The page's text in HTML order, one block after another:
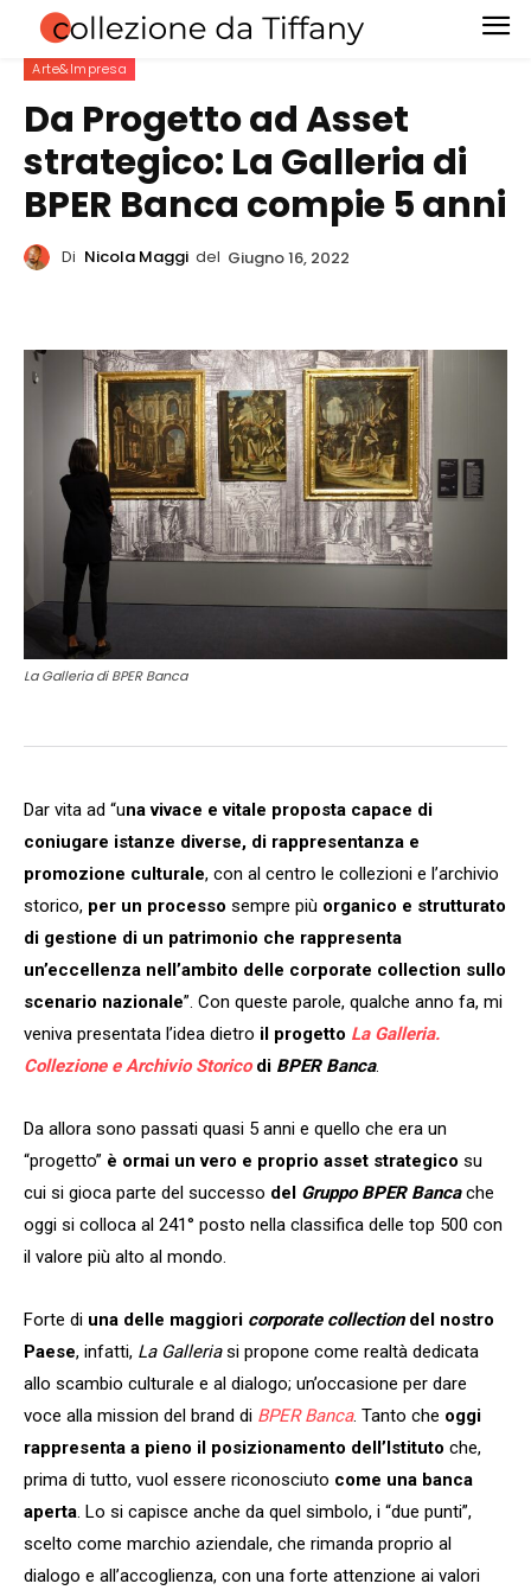
Arte&Impresa
Da Progetto ad Asset
strategico: La Galleria di
BPER Banca compie 5 anni
Di Nicola Maggi del Giugno 16, 2022
La Galleria di BPER Banca
Dar vita ad “una vivace e vitale proposta capace di
coniugare istanze diverse, di rappresentanza e
promozione culturale, con al centro le collezioni e l’archivio
storico, per un processo sempre più organico e strutturato
di gestione di un patrimonio che rappresenta
un’eccellenza nell’ambito delle corporate collection sullo
scenario nazionale”. Con queste parole, qualche anno fa, mi
veniva presentata l’idea dietro il progetto La Galleria.
Collezione e Archivio Storicodi BPER Banca.
Da allora sono passati quasi 5 anni e quello che era un
“progetto” è ormai un vero e proprio asset strategico su
cui si gioca parte del successo del Gruppo BPER Bancache
oggi si colloca al 241° posto nella classifica delle top 500 con
il valore più alto al mondo.
Forte di una delle maggiori corporate collectiondel nostro
Paese, infatti, La Galleriasi propone come realtà dedicata
allo scambio culturale e al dialogo; un’occasione per dare
voce alla mission del brand di BPER Banca. Tanto che oggi
rappresenta a pieno il posizionamento dell’Istituto che,
prima di tutto, vuol essere riconosciuto come una banca
aperta. Lo si capisce anche da quel simbolo, i “due punti”,
scelto come marchio aziendale, che rimanda proprio al
dialogo e all’accoglienza, con una forte attenzione ai valori